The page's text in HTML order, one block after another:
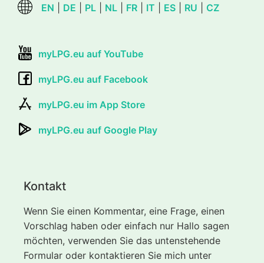
EN DE PL NL FR IT ES RU CZ
myLPG.eu auf YouTube
myLPG.eu auf Facebook
myLPG.eu im App Store
myLPG.eu auf Google Play
Kontakt
Wenn Sie einen Kommentar, eine Frage, einen
Vorschlag haben oder einfach nur Hallo sagen
möchten, verwenden Sie das untenstehende
Formular oder kontaktieren Sie mich unter